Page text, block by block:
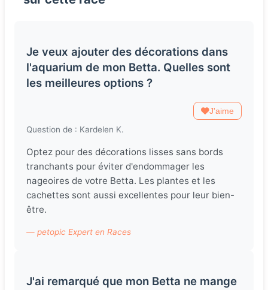
Je veux ajouter des décorations dans
l'aquarium de mon Betta. Quelles sont
les meilleures options ?
J'aime
Question de : Kardelen K.
Optez pour des décorations lisses sans bords
tranchants pour éviter d'endommager les
nageoires de votre Betta. Les plantes et les
cachettes sont aussi excellentes pour leur bien-
être.
— petopic Expert en Races
J'ai remarqué que mon Betta ne mange